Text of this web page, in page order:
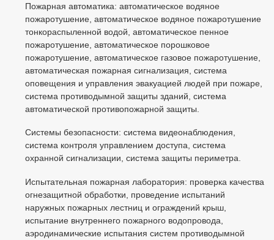
Пожарная автоматика: автоматическое водяное
пожаротушение, автоматическое водяное пожаротушение
тонкораспыленной водой, автоматическое пенное
пожаротушение, автоматическое порошковое
пожаротушение, автоматическое газовое пожаротушение,
автоматическая пожарная сигнализация, система
оповещения и управления эвакуацией людей при пожаре,
система противодымной защиты зданий, система
автоматической противопожарной защиты.
Системы безопасности: система видеонаблюдения,
система контроля управлением доступа, система
охранной сигнализации, система защиты периметра.
Испытательная пожарная лаборатория: проверка качества
огнезащитной обработки, проведение испытаний
наружных пожарных лестниц и ограждений крыш,
испытание внутреннего пожарного водопровода,
аэродинамические испытания систем противодымной